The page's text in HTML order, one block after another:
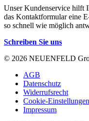
Unser Kundenservice hilft
das Kontaktformular eine
so schnell wie möglich
Schreiben Sie uns
© 2026 NEUENFELD
AGB
Datenschutz
Widerrufsrecht
Cookie-Einstellungen
Impressum